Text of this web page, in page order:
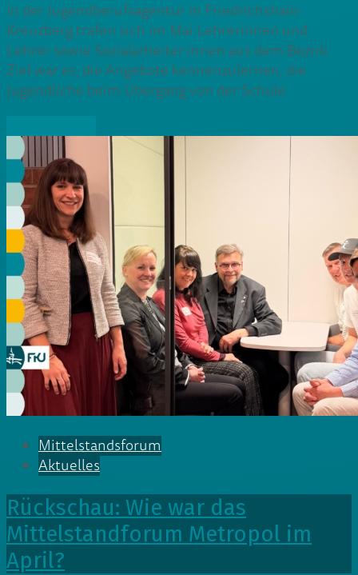
In der Jugendberufsagentur in Friedrichshain-
Kreuzberg trafen sich im Mai Lehrerinnen und
Lehrer sowie Sozialarbeiter:innen aus dem Bezirk.
Ziel war es, die Angebote kennenzulernen, die
Jugendliche beim Übergang von der Schule
Mittelstandsforum
Aktuelles
Rückschau: Wie war das
Mittelstandforum Metropol im
April?